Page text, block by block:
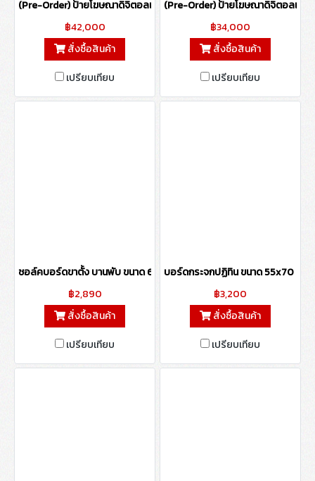
(Pre-Order) ป้ายโฆษณาดิจิตอลแบบตั้งพื้น ขนาด 55 นิ้ว (รองรับระบบสั
฿42,000
สั่งซื้อสินค้า
เปรียบเทียบ
(Pre-Order) ป้ายโฆษณาดิจิตอลแบ
฿34,000
สั่งซื้อสินค้า
เปรียบเทียบ
ชอล์คบอร์ดขาตั้ง บานพับ ขนาด 60x90 ซม.
฿2,890
สั่งซื้อสินค้า
เปรียบเทียบ
บอร์ดกระจกปฏิทิน ขนาด 55x70 ซม.
฿3,200
สั่งซื้อสินค้า
เปรียบเทียบ